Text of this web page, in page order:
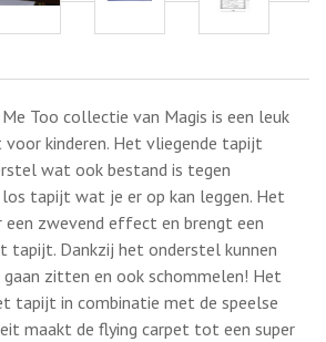
Too collectie van Magis is een leuk
kinderen. Het vliegende tapijt
wat ook bestand is tegen
los tapijt wat je er op kan leggen. Het
zwevend effect en brengt een
tapijt. Dankzij het onderstel kunnen
zitten en ook schommelen! Het
tapijt in combinatie met de speelse
maakt de flying carpet tot een super